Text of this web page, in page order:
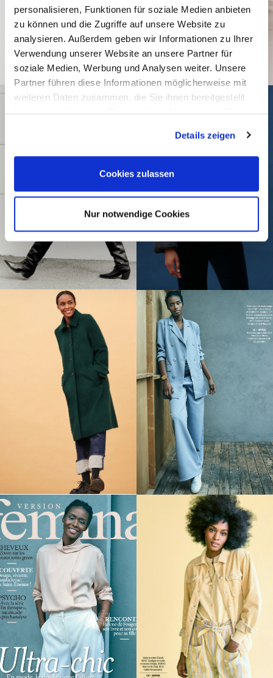
personalisieren, Funktionen für soziale Medien anbieten
zu können und die Zugriffe auf unsere Website zu
analysieren. Außerdem geben wir Informationen zu Ihrer
Verwendung unserer Website an unsere Partner für
soziale Medien, Werbung und Analysen weiter. Unsere
Partner führen diese Informationen möglicherweise mit
weiteren Daten zusammen, die Sie ihnen bereitgestellt
Details zeigen
Cookies zulassen
Nur notwendige Cookies